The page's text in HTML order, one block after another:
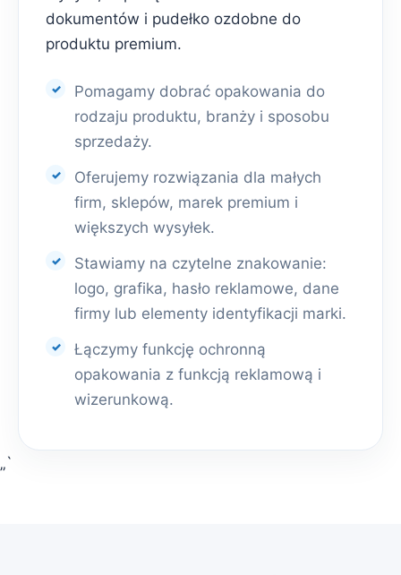
dokumentów i pudełko ozdobne do
produktu premium.
Pomagamy dobrać opakowania do
rodzaju produktu, branży i sposobu
sprzedaży.
Oferujemy rozwiązania dla małych
firm, sklepów, marek premium i
większych wysyłek.
Stawiamy na czytelne znakowanie:
logo, grafika, hasło reklamowe, dane
firmy lub elementy identyfikacji marki.
Łączymy funkcję ochronną
opakowania z funkcją reklamową i
wizerunkową.
„`